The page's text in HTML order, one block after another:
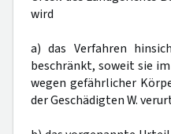
wird
a) das Verfahren
beschränkt, soweit sie
wegen gefährlicher
der Geschädigten W.